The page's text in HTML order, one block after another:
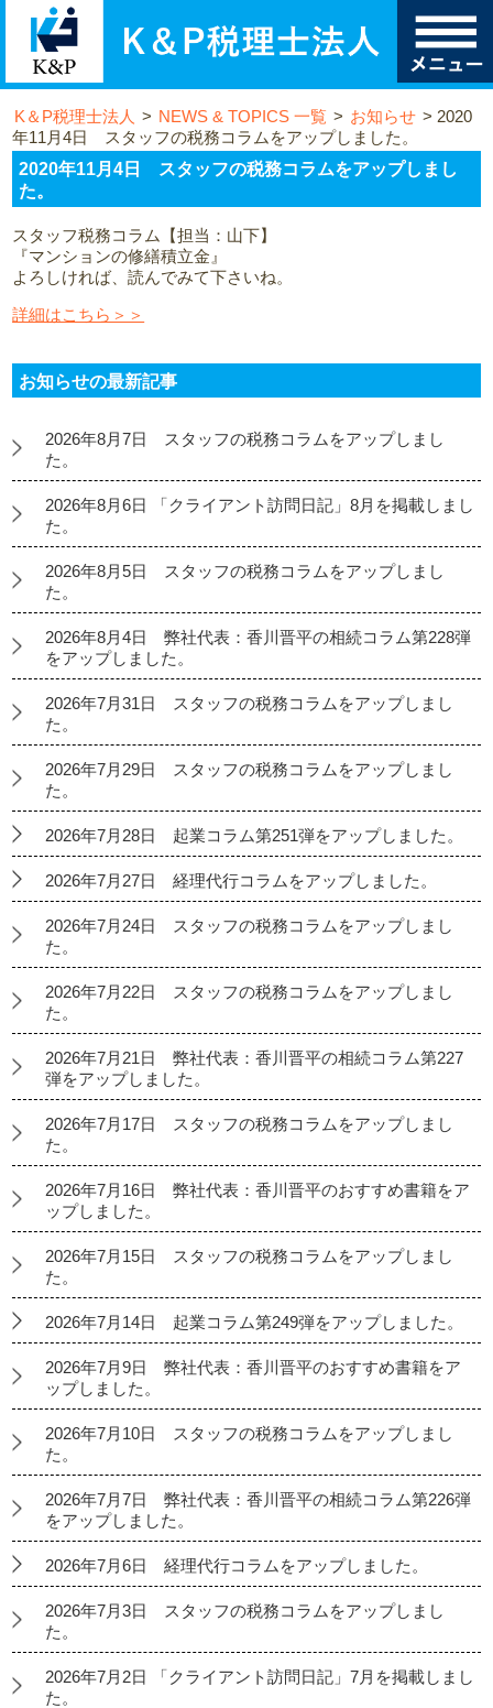
K＆P税理士法人 > NEWS & TOPICS 一覧 > お知らせ >2020
年11月4日 スタッフの税務コラムをアップしました。
2020年11月4日 スタッフの税務コラムをアップしまし
た。
スタッフ税務コラム【担当：山下】
『マンションの修繕積立金』
よろしければ、読んでみて下さいね。
詳細はこちら＞＞
お知らせの最新記事
2026年8月7日 スタッフの税務コラムをアップしまし
た。
2026年8月6日 「クライアント訪問日記」8月を掲載しまし
た。
2026年8月5日 スタッフの税務コラムをアップしまし
た。
2026年8月4日 弊社代表：香川晋平の相続コラム第228弾
をアップしました。
2026年7月31日 スタッフの税務コラムをアップしまし
た。
2026年7月29日 スタッフの税務コラムをアップしまし
た。
2026年7月28日 起業コラム第251弾をアップしました。
2026年7月27日 経理代行コラムをアップしました。
2026年7月24日 スタッフの税務コラムをアップしまし
た。
2026年7月22日 スタッフの税務コラムをアップしまし
た。
2026年7月21日 弊社代表：香川晋平の相続コラム第227
弾をアップしました。
2026年7月17日 スタッフの税務コラムをアップしまし
た。
2026年7月16日 弊社代表：香川晋平のおすすめ書籍をア
ップしました。
2026年7月15日 スタッフの税務コラムをアップしまし
た。
2026年7月14日 起業コラム第249弾をアップしました。
2026年7月9日 弊社代表：香川晋平のおすすめ書籍をア
ップしました。
2026年7月10日 スタッフの税務コラムをアップしまし
た。
2026年7月7日 弊社代表：香川晋平の相続コラム第226弾
をアップしました。
2026年7月6日 経理代行コラムをアップしました。
2026年7月3日 スタッフの税務コラムをアップしまし
た。
2026年7月2日 「クライアント訪問日記」7月を掲載しまし
た。